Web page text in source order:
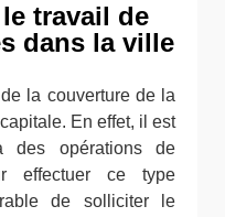
travail de
dans la ville
la couverture de la
En effet, il est
des opérations de
effectuer ce type
de solliciter le